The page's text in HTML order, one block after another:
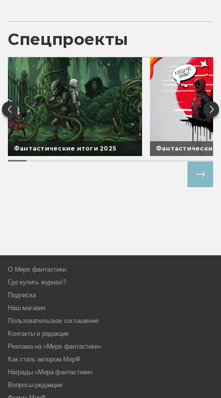
Спецпроекты
Фантастические итоги 2025 Фантастические
О Мире фантастики
Где купить журнал?
Подписка
Наш магазин
Пользовательское соглашение
Контакты и редакция
Реклама на «Мире фантастики»
Как стать автором МирФ
Награды «Мира фантастики»
Вопросы редакции